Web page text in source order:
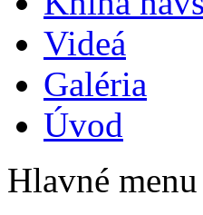
Videá
Galéria
Úvod
Hlavné menu